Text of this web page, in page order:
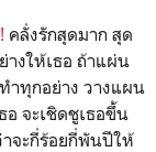
คลั่งรักสุดมาก สุด
งให้เธอ ถ้าแผ่น
ำทุกอย่าง วางแผน
จะเชิดชูเธอขึ้น
าจะกี่ร้อยกี่พันปีให้